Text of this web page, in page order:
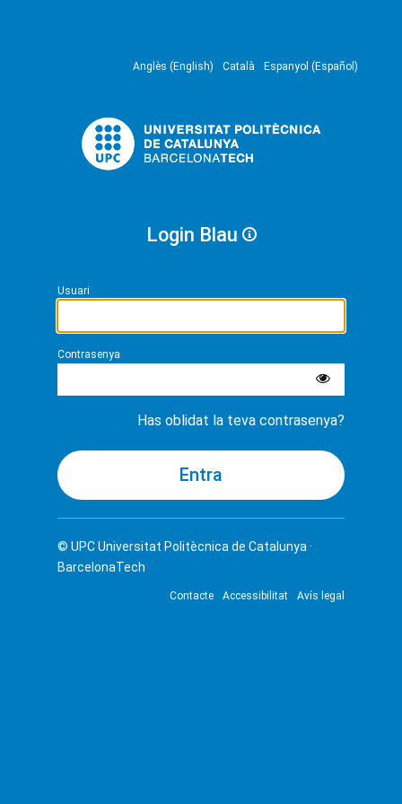
Anglès (English) Català Espanyol (Español)
Login Blau
Usuari
Contrasenya
Has oblidat la teva contrasenya?
© UPCUniversitat Politècnica de Catalunya ·
BarcelonaTech
Contacte Accessibilitat Avís legal